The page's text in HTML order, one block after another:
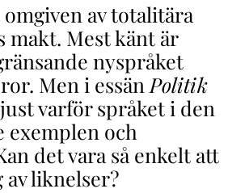
av totalitära
makt. Mest känt är
nyspråket
Men i essän Politik
varför språket i den
exemplen och
det vara så enkelt att
liknelser?